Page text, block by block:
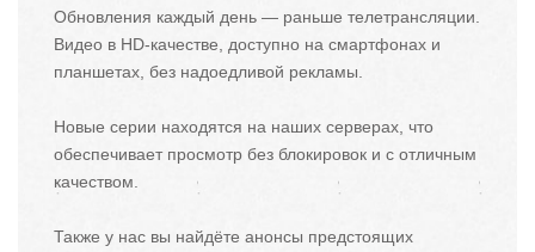
Обновления каждый день — раньше телетрансляции.
Видео в HD-качестве, доступно на смартфонах и
планшетах, без надоедливой рекламы.
Новые серии находятся на наших серверах, что
обеспечивает просмотр без блокировок и с отличным
качеством.
Также у нас вы найдёте анонсы предстоящих